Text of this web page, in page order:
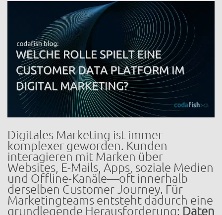
Digitales Marketing ist immer
komplexer geworden. Kunden
interagieren mit Marken über
Websites, E-Mails, Apps, soziale Medien
und Offline-Kanäle—oft innerhalb
derselben Customer Journey. Für
Marketingteams entsteht dadurch eine
grundlegende Herausforderung: Daten